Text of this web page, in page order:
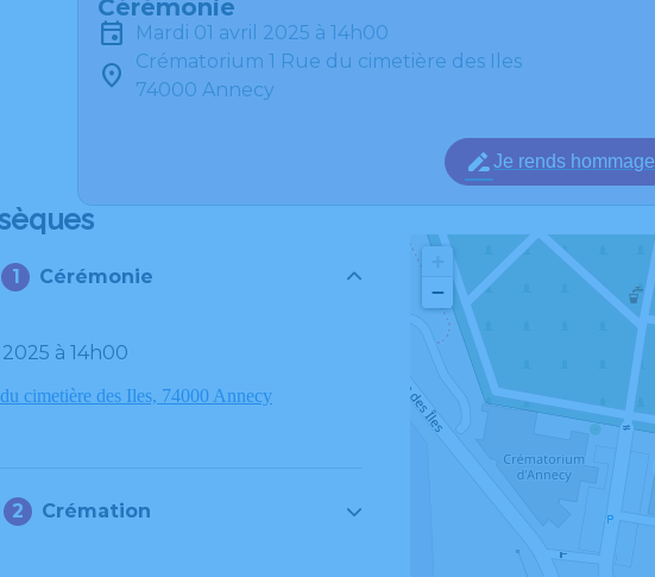
Cérémonie
mardi 01 avril 2025 à 14h00
Crématorium 1 Rue du cimetière des Iles
74000 Annecy
Je rends hommage
Cérémonie
2025 à 14h00
cimetière des Iles, 74000 Annecy
Crémation
−